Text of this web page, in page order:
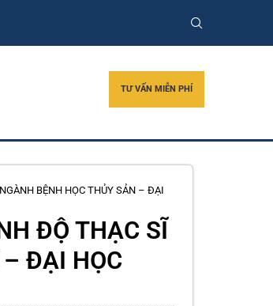
TƯ VẤN MIỄN PHÍ
BỆNH HỌC THỦY SẢN – ĐẠI
ĐỘ THẠC SĨ
– ĐẠI HỌC